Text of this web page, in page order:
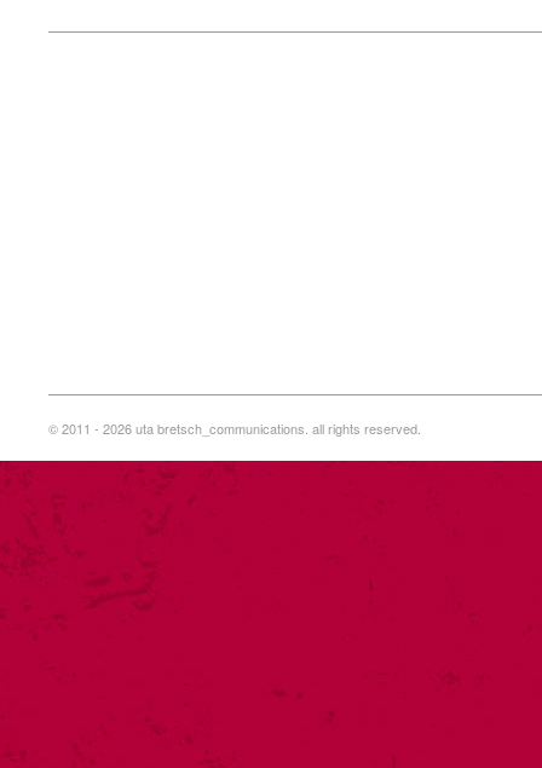
© 2011 - 2026 uta bretsch_communications. all rights reserved.